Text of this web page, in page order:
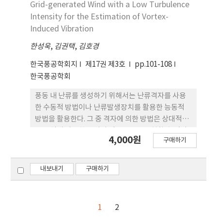
Grid-generated Wind with a Low Turbulence
Intensity for the Estimation of Vortex-
Induced Vibration
한성욱, 김권택, 김호경
한국풍공학회지 제17권 제3호
pp.101-108
한국풍공학회
풍동 내 난류를 생성하기 위해서는 난류격자를 사용
한 수동적 방법이나 난류발생장치를 활용한 능동적
방법을 활용한다. 그 중 격자에 의한 방법은 상대적으
격자에 의해 생성된 난류의 강도는 격자요소의 크기,
좌우된다. 단일 격자요소에 의해 발생된 난류에 대하
여 세 가지 요소의 효과를 먼저 분석하였다. 격자의 크
강도가 상승하는 경향을 확인하였다. 1m의 폭을 갖는
4,000원 구매하기
내보내기 구매하기
1 2